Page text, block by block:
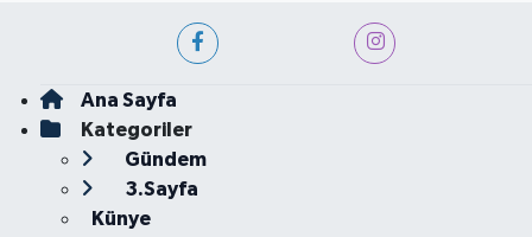
Ana Sayfa
Kategoriler
Gündem
3.Sayfa
Künye